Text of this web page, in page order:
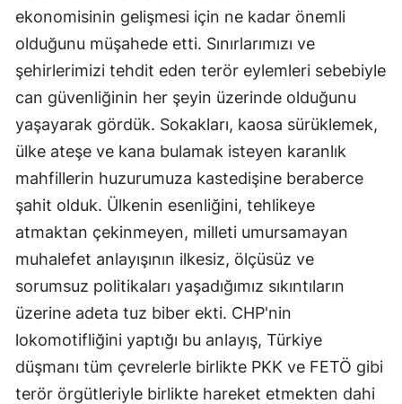
ekonomisinin gelişmesi için ne kadar önemli
olduğunu müşahede etti. Sınırlarımızı ve
şehirlerimizi tehdit eden terör eylemleri sebebiyle
can güvenliğinin her şeyin üzerinde olduğunu
yaşayarak gördük. Sokakları, kaosa sürüklemek,
ülke ateşe ve kana bulamak isteyen karanlık
mahfillerin huzurumuza kastedişine beraberce
şahit olduk. Ülkenin esenliğini, tehlikeye
atmaktan çekinmeyen, milleti umursamayan
muhalefet anlayışının ilkesiz, ölçüsüz ve
sorumsuz politikaları yaşadığımız sıkıntıların
üzerine adeta tuz biber ekti. CHP'nin
lokomotifliğini yaptığı bu anlayış, Türkiye
düşmanı tüm çevrelerle birlikte PKK ve FETÖ gibi
terör örgütleriyle birlikte hareket etmekten dahi